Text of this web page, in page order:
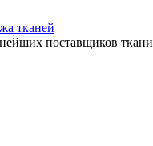
поставщиков ткани